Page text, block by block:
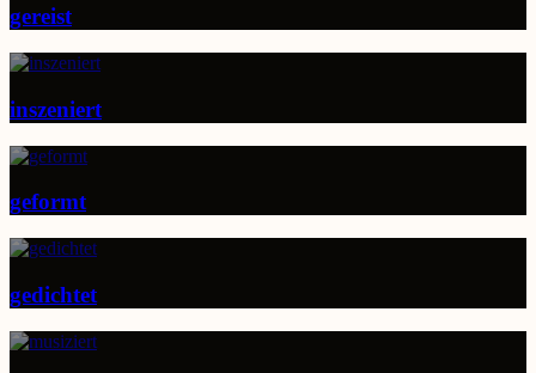
gereist
inszeniert
geformt
gedichtet